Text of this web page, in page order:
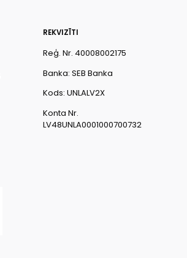
REKVIZĪTI
Reģ. Nr. 40008002175
Banka: SEB Banka
Kods: UNLALV2X
Konta Nr.
LV48UNLA0001000700732